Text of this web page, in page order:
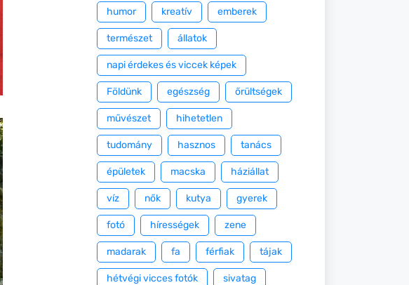
humor kreatív emberek
természet állatok
napi érdekes és viccek képek
Földünk egészség őrültségek
művészet hihetetlen
tudomány hasznos tanács
épületek macska háziállat
víz nők kutya gyerek
fotó hírességek zene
madarak fa férfiak tájak
hétvégi vicces fotók sivatag